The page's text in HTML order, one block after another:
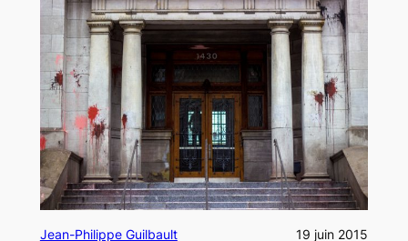
Jean-Philippe Guilbault 19 juin 2015